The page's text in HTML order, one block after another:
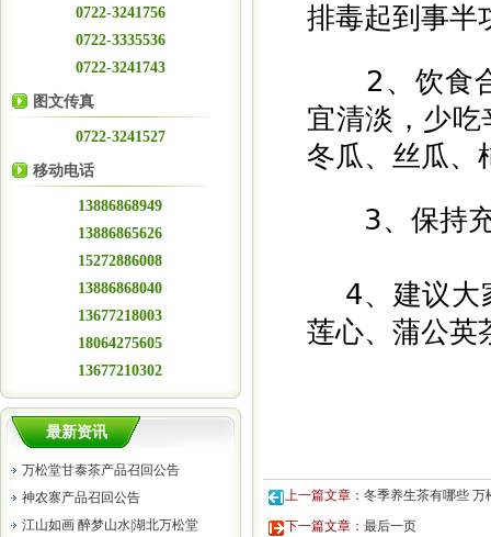
0722-3241756
0722-3335536
0722-3241743
图文传真
0722-3241527
移动电话
13886868949
13886865626
15272886008
13886868040
13677218003
18064275605
13677210302
最新资讯
万松堂甘泰茶产品召回公告
神农寨产品召回公告
江山如画 醉梦山水|湖北万松堂
排毒起到事半
2、饮食合
宜清淡，少
冬瓜、丝瓜、
3、保持充
4、建议大
莲心、蒲公英
上一篇文章： 冬季养生茶有哪些 万
下一篇文章： 最后一页